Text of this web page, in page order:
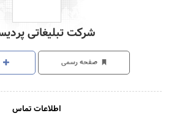
شرکت تبلیغاتی
صفحه رسمی
اطلاعات تماس